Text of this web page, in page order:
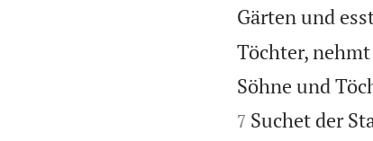
Gärten und
Töchter,
Söhne und
7 Suchet der